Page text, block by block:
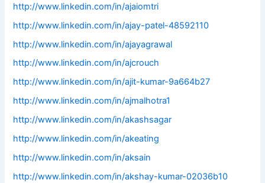
http://www.linkedin.com/in/ajaiomtri
http://www.linkedin.com/in/ajay-patel-48592110
http://www.linkedin.com/in/ajayagrawal
http://www.linkedin.com/in/ajcrouch
http://www.linkedin.com/in/ajit-kumar-9a664b27
http://www.linkedin.com/in/ajmalhotra1
http://www.linkedin.com/in/akashsagar
http://www.linkedin.com/in/akeating
http://www.linkedin.com/in/aksain
http://www.linkedin.com/in/akshay-kumar-02036b10